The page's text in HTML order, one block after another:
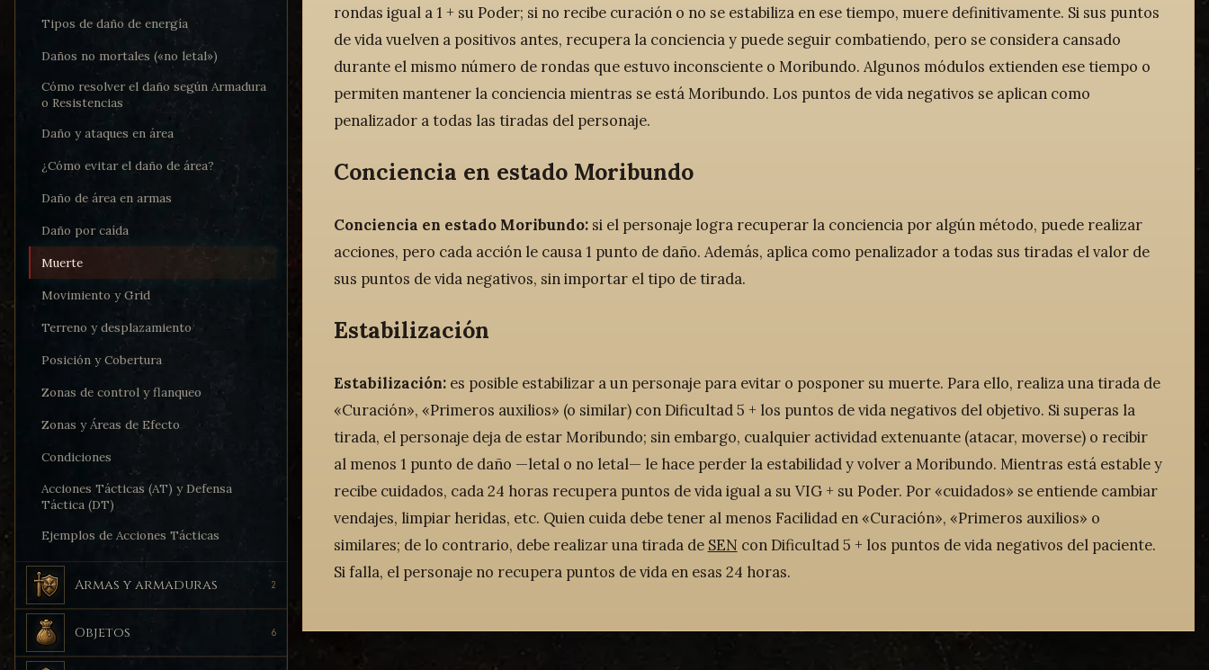
Tipos de daño de energía
Daños no mortales («no letal»)
Cómo resolver el daño según Armadura
o Resistencias
Daño y ataques en área
¿Cómo evitar el daño de área?
Daño de área en armas
Daño por caída
Muerte
Movimiento y Grid
Terreno y desplazamiento
Posición y Cobertura
Zonas de control y flanqueo
Zonas y Áreas de Efecto
Condiciones
Acciones Tácticas (AT) y Defensa
Táctica (DT)
Ejemplos de Acciones Tácticas
Armas y armaduras 2
Objetos 6
rondas igual a 1 + su Poder; si no recibe curación o no se estabiliza en ese tiempo, muere definitivamente. Si sus puntos
de vida vuelven a positivos antes, recupera la conciencia y puede seguir combatiendo, pero se considera cansado
durante el mismo número de rondas que estuvo inconsciente o Moribundo. Algunos módulos extienden ese tiempo o
permiten mantener la conciencia mientras se está Moribundo. Los puntos de vida negativos se aplican como
penalizador a todas las tiradas del personaje.
Conciencia en estado Moribundo
Conciencia en estado Moribundo:si el personaje logra recuperar la conciencia por algún método, puede realizar
acciones, pero cada acción le causa 1 punto de daño. Además, aplica como penalizador a todas sus tiradas el valor de
sus puntos de vida negativos, sin importar el tipo de tirada.
Estabilización
Estabilización:es posible estabilizar a un personaje para evitar o posponer su muerte. Para ello, realiza una tirada de
«Curación», «Primeros auxilios» (o similar) con Dificultad 5 + los puntos de vida negativos del objetivo. Si superas la
tirada, el personaje deja de estar Moribundo; sin embargo, cualquier actividad extenuante (atacar, moverse) o recibir
al menos 1 punto de daño —letal o no letal— le hace perder la estabilidad y volver a Moribundo. Mientras está estable y
recibe cuidados, cada 24 horas recupera puntos de vida igual a su VIG + su Poder. Por «cuidados» se entiende cambiar
vendajes, limpiar heridas, etc. Quien cuida debe tener al menos Facilidad en «Curación», «Primeros auxilios» o
similares; de lo contrario, debe realizar una tirada de SEN con Dificultad 5 + los puntos de vida negativos del paciente.
Si falla, el personaje no recupera puntos de vida en esas 24 horas.